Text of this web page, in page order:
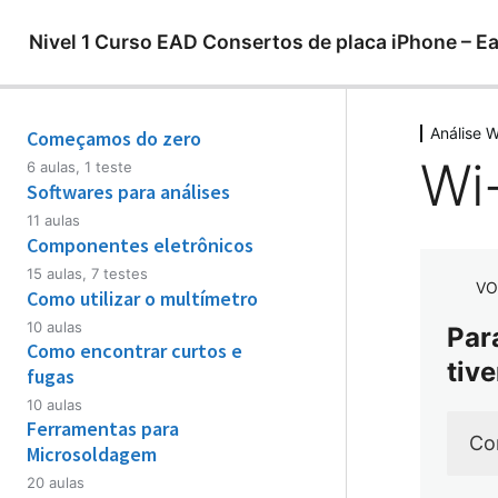
Nivel 1 Curso EAD Consertos de placa iPhone –
Começamos do zero
Apresentação do curso
Corrente Elétrica
Materiais condutores e materiais
Circuito Elétrico
Exemplo circuito fechado
6 aulas, 1 teste
Softwares para análises
1.1 ZXW – Imprescindível –
Configurações
1.2 – ZXW – PartName and
NetName List
1.3 – ZXW – Part Bom Information
Related Query
1.4 – ZXW – Layers – Camadas
1.5 – ZXW Botões Principais
11 aulas
Componentes eletrônicos
1. Capacitores
2.2 Posso fazer Jumper?
3. Componentes em Série
4. Resistências
15 aulas, 7 testes
Como utilizar o multímetro
Multímetros e suas funções
1. Como medir Tensão – Voltagem
2. Como medir Continuidade
3. Como medir Curtos
10 aulas
Como encontrar curtos e
fugas
001 Comportamento de curto total
na fonte de alimentação
002 Como encontrar curto total na
10 aulas
Ferramentas para
Microsoldagem
20 aulas
Análise